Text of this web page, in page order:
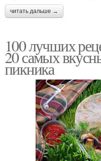
читать дальше →
100 лучших
20 самых
пикника